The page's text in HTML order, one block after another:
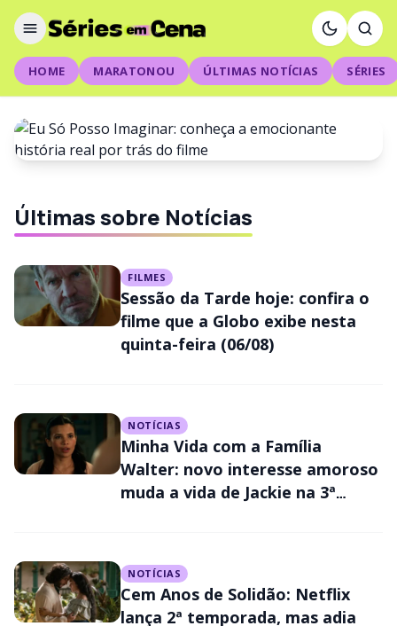
HOME MARATONOU ÚLTIMAS NOTÍCIAS SÉRIES
Eu Só Posso Imaginar: conheça
a emocionante história real por
trás do filme
Últimas sobre Notícias
FILMES
Sessão da Tarde hoje: confira o
filme que a Globo exibe nesta
quinta-feira (06/08)
NOTÍCIAS
Minha Vida com a Família
Walter: novo interesse amoroso
muda a vida de Jackie na 3ª
NOTÍCIAS
Cem Anos de Solidão: Netflix
lança 2ª temporada, mas adia